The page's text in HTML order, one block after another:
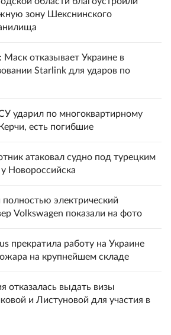
зону Шекснинского
отказывает Украине в
Starlink для ударов по
ударил по многоквартирному
есть погибшие
атаковал судно под турецким
Новороссийска
электрический
Volkswagen показали на фото
прекратила работу на Украине
на крупнейшем складе
отказалась выдать визы
и Листуновой для участия в